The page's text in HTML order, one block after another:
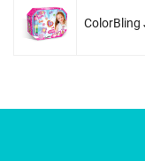
ColorBling